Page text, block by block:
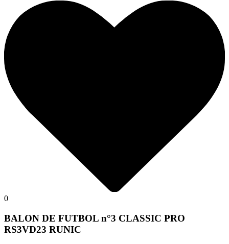
0
BALON DE FUTBOL n°3 CLASSIC PRO
RS3VD23 RUNIC